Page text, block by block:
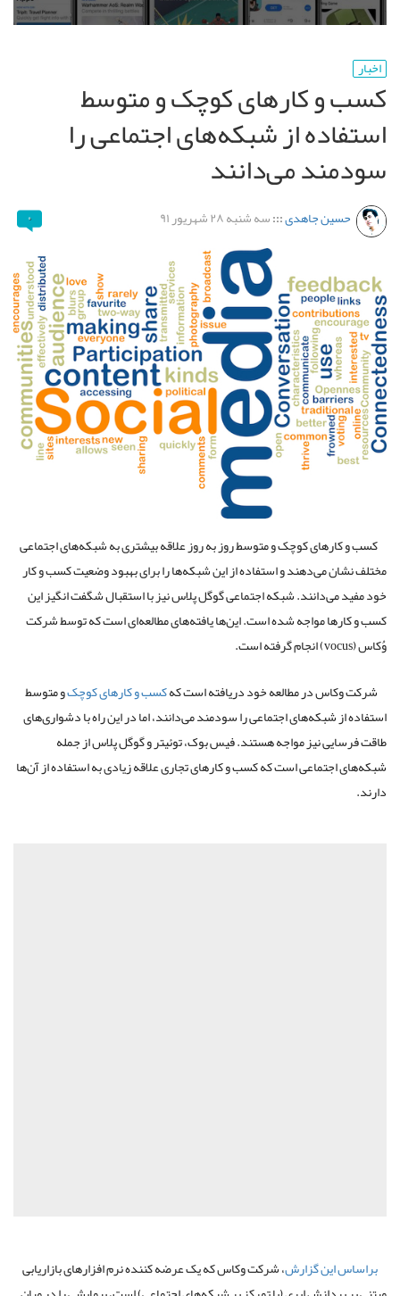
اخبار
کسب و کارهای کوچک و متوسط
استفاده از شبکه‌های اجتماعی را
سودمند می‌دانند
حسین جاهدی:::سه شنبه ۲۸ شهریور ۹۱ ۰
کسب و کارهای کوچک و متوسط روز به روز علاقه بیشتری به شبکه‌های اجتماعی
مختلف نشان می‌دهند و استفاده از این شبکه‌ها را برای بهبود وضعیت کسب و کار
خود مفید می‌دانند. شبکه اجتماعی گوگل پلاس نیز با استقبال شگفت انگیز این
کسب و کار‌ها مواجه شده است. این‌ها یافته‌های مطالعه‌ای است که توسط شرکت
وُکاس (vocus) انجام گرفته است.
شرکت وکاس در مطالعه خود دریافته است کهکسب و کارهای کوچکو متوسط
استفاده از شبکه‌های اجتماعی را سودمند می‌دانند، اما در این راه با دشواری‌های
طاقت فرسایی نیز مواجه هستند. فیس بوک، توئیتر و گوگل پلاس از جمله
شبکه‌های اجتماعی است که کسب و کارهای تجاری علاقه زیادی به استفاده از آن‌ها
دارند.
براساس این گزارش، شرکت وکاس که یک عرضه کننده نرم افزارهای بازاریابی